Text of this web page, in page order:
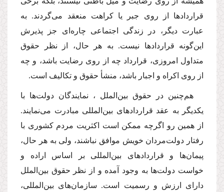
قراردادها از روى جبر یا كراهت منعقد مى‌گردند. به
عبارت دیگر، در زندگى اجتماعى چاره‌اى جز پذیرش
این‌گونه قراردادها نیست. به هر حال، از نظر حقوق
متداول امروزى، قرارداد چه از روى رضایت باشد، و چه
از روى اكراه و اجبار باشد، منشأ حقوق و تكالیف است.
هم‌چنین در حقوق بین‌الملل ، نمایندگان دولت‌ها با
یكدیگر به عقد قراردادهاى بین‌المللى مبادرت مى‌نمایند.
از همین رو اگرچه ممكن است اكثریت مردم كشورى با
رفتار دولت‌مردان خویش موافق نباشند، ولى به هر حال،
پیمان‌ها و قراردادهاى بین‌المللى بر اساس اراده و
خواست دولت‌ها به وجود آمده و از نظر حقوق بین‌الملل
داراى ارزش و رسمیت است. سازمان‌هاى بین‌المللى،